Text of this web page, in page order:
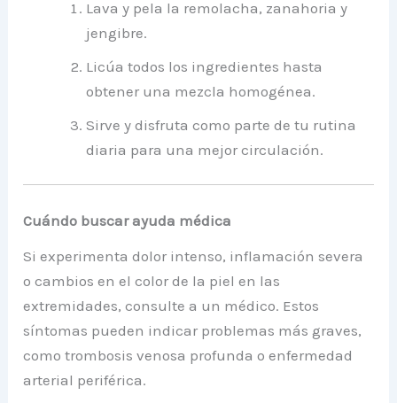
Lava y pela la remolacha, zanahoria y
jengibre.
Licúa todos los ingredientes hasta
obtener una mezcla homogénea.
Sirve y disfruta como parte de tu rutina
diaria para una mejor circulación.
Cuándo buscar ayuda médica
Si experimenta dolor intenso, inflamación severa
o cambios en el color de la piel en las
extremidades, consulte a un médico. Estos
síntomas pueden indicar problemas más graves,
como trombosis venosa profunda o enfermedad
arterial periférica.